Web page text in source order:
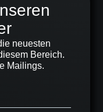
neuesten
Bereich.
Mailings.